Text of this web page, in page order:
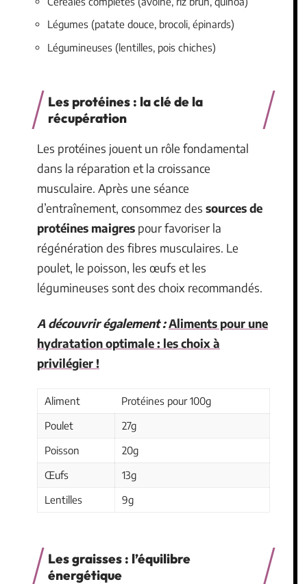
Légumes (patate douce, brocoli, épinards)
Légumineuses (lentilles, pois chiches)
Les protéines : la clé de la
récupération
Les protéines jouent un rôle fondamental
dans la réparation et la croissance
musculaire. Après une séance
d’entraînement, consommez des sources de
protéines maigres pour favoriser la
régénération des fibres musculaires. Le
poulet, le poisson, les œufs et les
légumineuses sont des choix recommandés.
A découvrir également :Aliments pour une
hydratation optimale : les choix à
privilégier !
Aliment
Protéines pour 100g
Poulet
27g
Poisson
20g
Œufs
13g
Lentilles
9g
Les graisses : l’équilibre
énergétique